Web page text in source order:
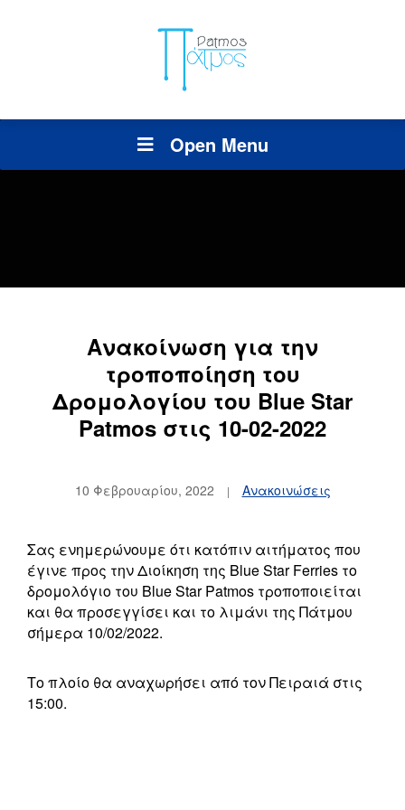
Open Menu
Ανακοίνωση για την
τροποποίηση του
Δρομολογίου του Blue Star
Patmos στις 10-02-2022
10 Φεβρουαρίου, 2022 Ανακοινώσεις
Σας ενημερώνουμε ότι κατόπιν αιτήματος που
έγινε προς την Διοίκηση της Blue Star Ferries το
δρομολόγιο του Blue Star Patmos τροποποιείται
και θα προσεγγίσει και το λιμάνι της Πάτμου
σήμερα 10/02/2022.
Το πλοίο θα αναχωρήσει από τον Πειραιά στις
15:00.